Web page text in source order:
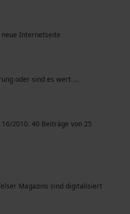
Internetseite
oder sind es wert ...
2010. 40 Beiträge von 25
Magazins sind digitalisiert